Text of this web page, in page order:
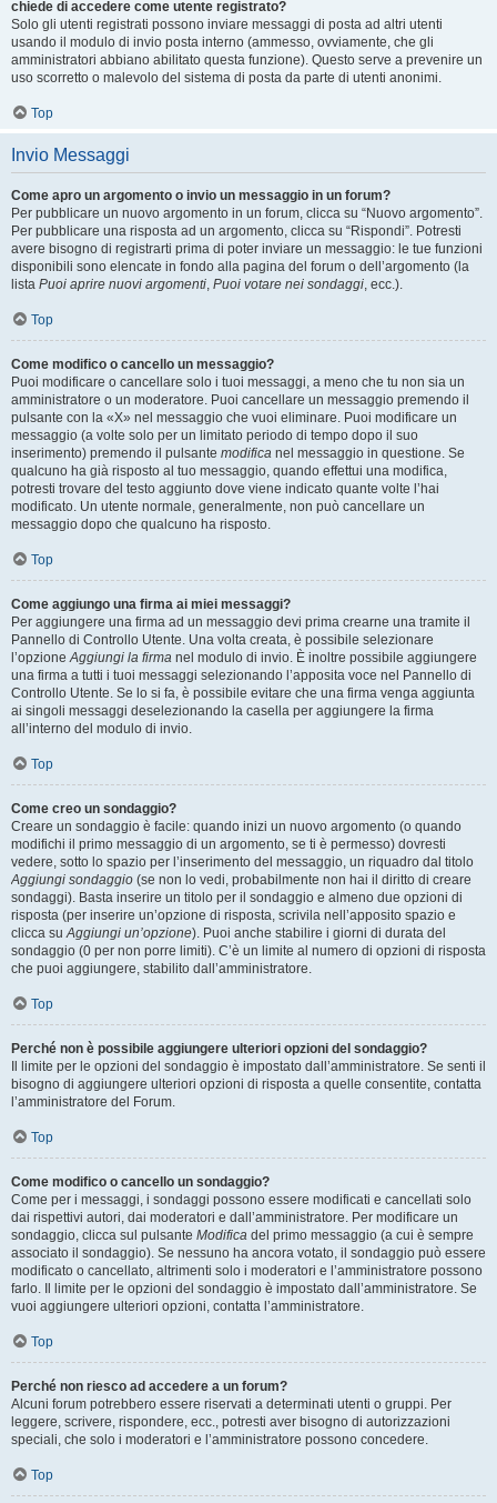
chiede di accedere come utente registrato?
Solo gli utenti registrati possono inviare messaggi di posta ad altri utenti
usando il modulo di invio posta interno (ammesso, ovviamente, che gli
amministratori abbiano abilitato questa funzione). Questo serve a prevenire un
uso scorretto o malevolo del sistema di posta da parte di utenti anonimi.
Top
Invio Messaggi
Come apro un argomento o invio un messaggio in un forum?
Per pubblicare un nuovo argomento in un forum, clicca su “Nuovo argomento”.
Per pubblicare una risposta ad un argomento, clicca su “Rispondi”. Potresti
avere bisogno di registrarti prima di poter inviare un messaggio: le tue funzioni
disponibili sono elencate in fondo alla pagina del forum o dell’argomento (la
lista Puoi aprire nuovi argomenti, Puoi votare nei sondaggi, ecc.).
Top
Come modifico o cancello un messaggio?
Puoi modificare o cancellare solo i tuoi messaggi, a meno che tu non sia un
amministratore o un moderatore. Puoi cancellare un messaggio premendo il
pulsante con la «X» nel messaggio che vuoi eliminare. Puoi modificare un
messaggio (a volte solo per un limitato periodo di tempo dopo il suo
inserimento) premendo il pulsante modifica nel messaggio in questione. Se
qualcuno ha già risposto al tuo messaggio, quando effettui una modifica,
potresti trovare del testo aggiunto dove viene indicato quante volte l’hai
modificato. Un utente normale, generalmente, non può cancellare un
messaggio dopo che qualcuno ha risposto.
Top
Come aggiungo una firma ai miei messaggi?
Per aggiungere una firma ad un messaggio devi prima crearne una tramite il
Pannello di Controllo Utente. Una volta creata, è possibile selezionare
l’opzioneAggiungi la firma nel modulo di invio. È inoltre possibile aggiungere
una firma a tutti i tuoi messaggi selezionando l’apposita voce nel Pannello di
Controllo Utente. Se lo si fa, è possibile evitare che una firma venga aggiunta
ai singoli messaggi deselezionando la casella per aggiungere la firma
all’interno del modulo di invio.
Top
Come creo un sondaggio?
Creare un sondaggio è facile: quando inizi un nuovo argomento (o quando
modifichi il primo messaggio di un argomento, se ti è permesso) dovresti
vedere, sotto lo spazio per l’inserimento del messaggio, un riquadro dal titolo
Aggiungi sondaggio (se non lo vedi, probabilmente non hai il diritto di creare
sondaggi). Basta inserire un titolo per il sondaggio e almeno due opzioni di
risposta (per inserire un’opzione di risposta, scrivila nell’apposito spazio e
clicca suAggiungi un’opzione). Puoi anche stabilire i giorni di durata del
sondaggio (0 per non porre limiti). C’è un limite al numero di opzioni di risposta
che puoi aggiungere, stabilito dall’amministratore.
Top
Perché non è possibile aggiungere ulteriori opzioni del sondaggio?
Il limite per le opzioni del sondaggio è impostato dall’amministratore. Se senti il
bisogno di aggiungere ulteriori opzioni di risposta a quelle consentite, contatta
l’amministratore del Forum.
Top
Come modifico o cancello un sondaggio?
Come per i messaggi, i sondaggi possono essere modificati e cancellati solo
dai rispettivi autori, dai moderatori e dall’amministratore. Per modificare un
sondaggio, clicca sul pulsante Modifica del primo messaggio (a cui è sempre
associato il sondaggio). Se nessuno ha ancora votato, il sondaggio può essere
modificato o cancellato, altrimenti solo i moderatori e l’amministratore possono
farlo. Il limite per le opzioni del sondaggio è impostato dall’amministratore. Se
vuoi aggiungere ulteriori opzioni, contatta l’amministratore.
Top
Perché non riesco ad accedere a un forum?
Alcuni forum potrebbero essere riservati a determinati utenti o gruppi. Per
leggere, scrivere, rispondere, ecc., potresti aver bisogno di autorizzazioni
speciali, che solo i moderatori e l’amministratore possono concedere.
Top